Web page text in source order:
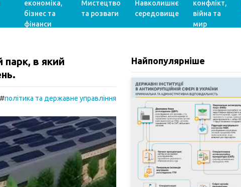
економіка,
бізнес та
фінанси
Мистецтво
та розваги
Навколишнє
середовище
конфлікт,
війна та
мир
парк, в який
#політика та державне управління
Найпопулярніше